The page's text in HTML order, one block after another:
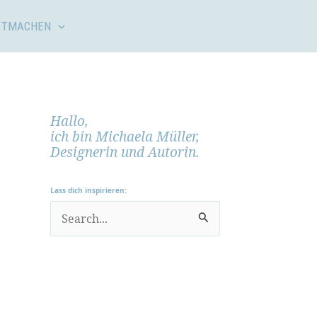
Hallo,
ich bin Michaela Müller,
Designerin und Autorin.
Lass dich inspirieren:
u